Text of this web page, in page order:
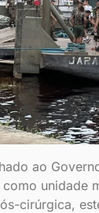
ao
unidade
cirúrgica,